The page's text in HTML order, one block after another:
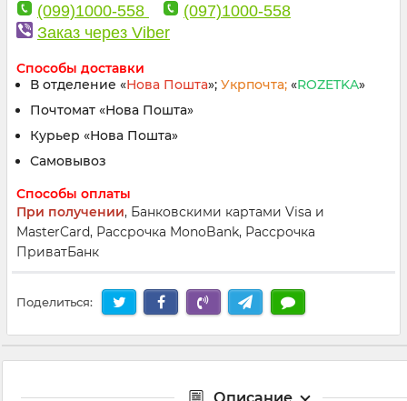
(099)1000-558
(097)1000-558
Заказ через Viber
Способы доставки
В отделение «Нова Пошта»; Укрпочта; «ROZETKA»
Почтомат «Нова Пошта»
Курьер «Нова Пошта»
Самовывоз
Способы оплаты
При получении, Банковскими картами Visa и
MasterCard, Рассрочка MonoBank, Рассрочка
ПриватБанк
Поделиться: